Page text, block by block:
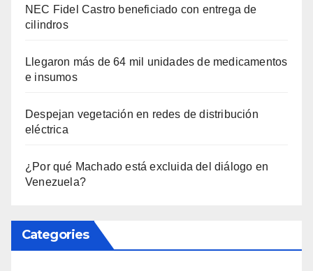
NEC Fidel Castro beneficiado con entrega de
cilindros
Llegaron más de 64 mil unidades de medicamentos
e insumos
Despejan vegetación en redes de distribución
eléctrica
¿Por qué Machado está excluida del diálogo en
Venezuela?
Categories